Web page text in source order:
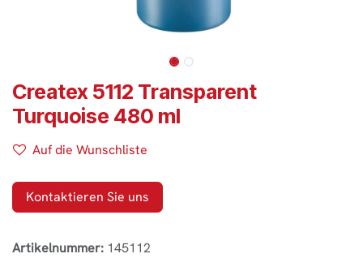
Createx 5112 Transparent
Turquoise 480 ml
Auf die Wunschliste
Kontaktieren Sie uns
Artikelnummer: 145112